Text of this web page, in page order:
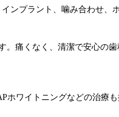
ンプラント、噛み合わせ
痛くなく、清潔で安心
ワイトニングなどの治療も